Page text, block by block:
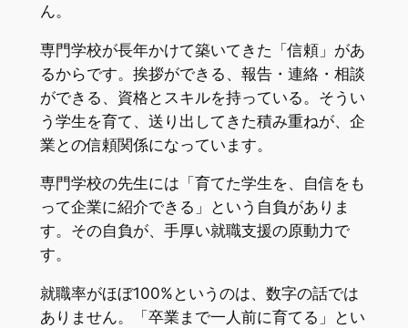
ん。
専門学校が長年かけて築いてきた「信頼」があ
るからです。挨拶ができる、報告・連絡・相談
ができる、資格とスキルを持っている。そうい
う学生を育て、送り出してきた積み重ねが、企
業との信頼関係になっています。
専門学校の先生には「育てた学生を、自信をも
って企業に紹介できる」という自負がありま
す。その自負が、手厚い就職支援の原動力で
す。
就職率がほぼ100%というのは、数字の話では
ありません。「卒業まで一人前に育てる」とい